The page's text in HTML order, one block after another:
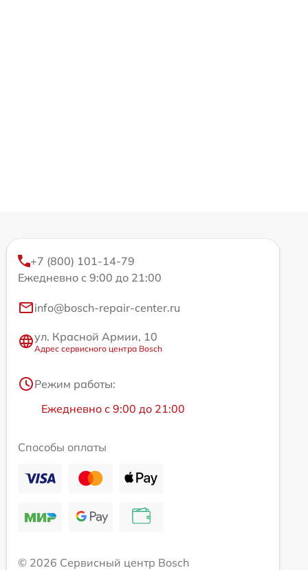
+7 (800) 101-14-79
Ежедневно с 9:00 до 21:00
info@bosch-repair-center.ru
ул. Красной Армии, 10
Адрес сервисного центра Bosch
Режим работы:
Ежедневно с 9:00 до 21:00
Способы оплаты
© 2026 Сервисный центр Bosch